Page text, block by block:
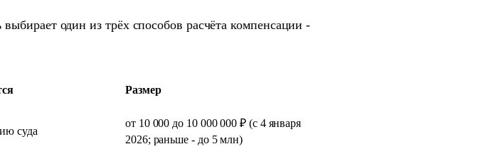
выбирает один из трёх способов расчёта компенсации -
Размер
суда
от 10 000 до 10 000 000 ₽ (с 4 января
2026; раньше - до 5 млн)